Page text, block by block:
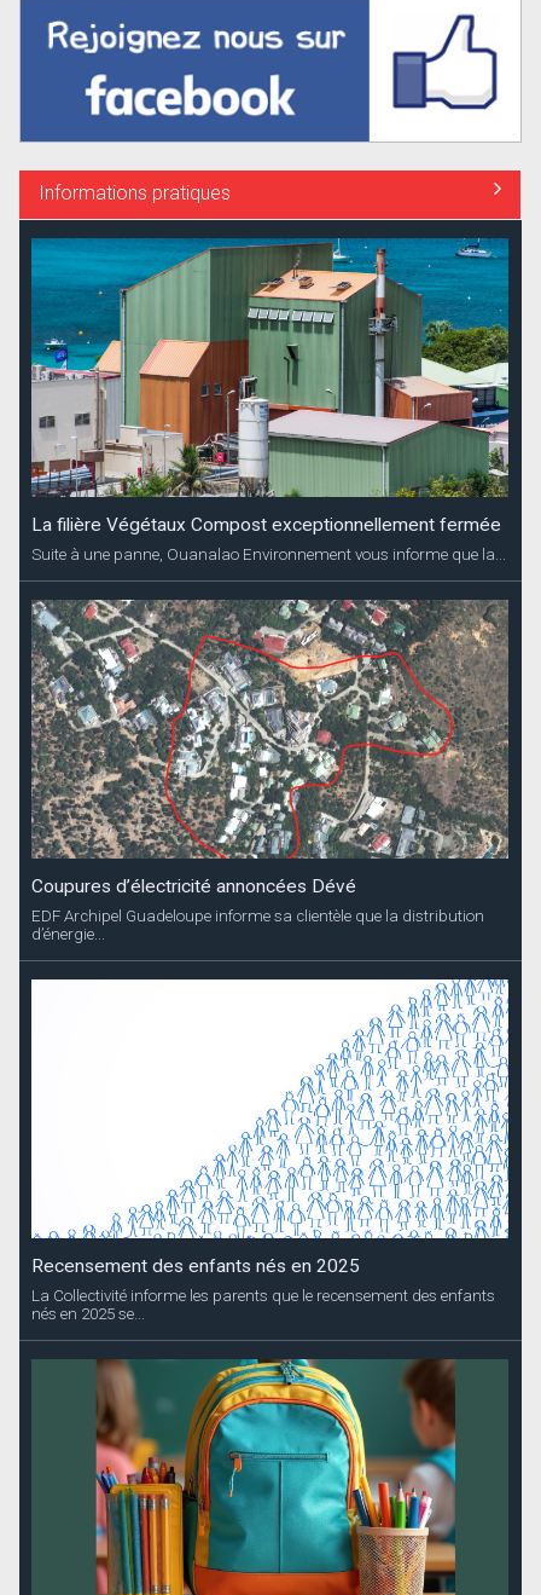
Informations pratiques
La filière Végétaux Compost exceptionnellement fermée
Suite à une panne, Ouanalao Environnement vous informe que la...
Coupures d’électricité annoncées Dévé
EDF Archipel Guadeloupe informe sa clientèle que la distribution
d’énergie...
Recensement des enfants nés en 2025
La Collectivité informe les parents que le recensement des enfants
nés en 2025 se...